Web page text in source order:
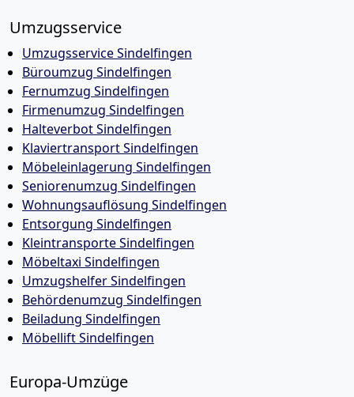
Umzugsservice
Umzugsservice Sindelfingen
Büroumzug Sindelfingen
Fernumzug Sindelfingen
Firmenumzug Sindelfingen
Halteverbot Sindelfingen
Klaviertransport Sindelfingen
Möbeleinlagerung Sindelfingen
Seniorenumzug Sindelfingen
Wohnungsauflösung Sindelfingen
Entsorgung Sindelfingen
Kleintransporte Sindelfingen
Möbeltaxi Sindelfingen
Umzugshelfer Sindelfingen
Behördenumzug Sindelfingen
Beiladung Sindelfingen
Möbellift Sindelfingen
Europa-Umzüge